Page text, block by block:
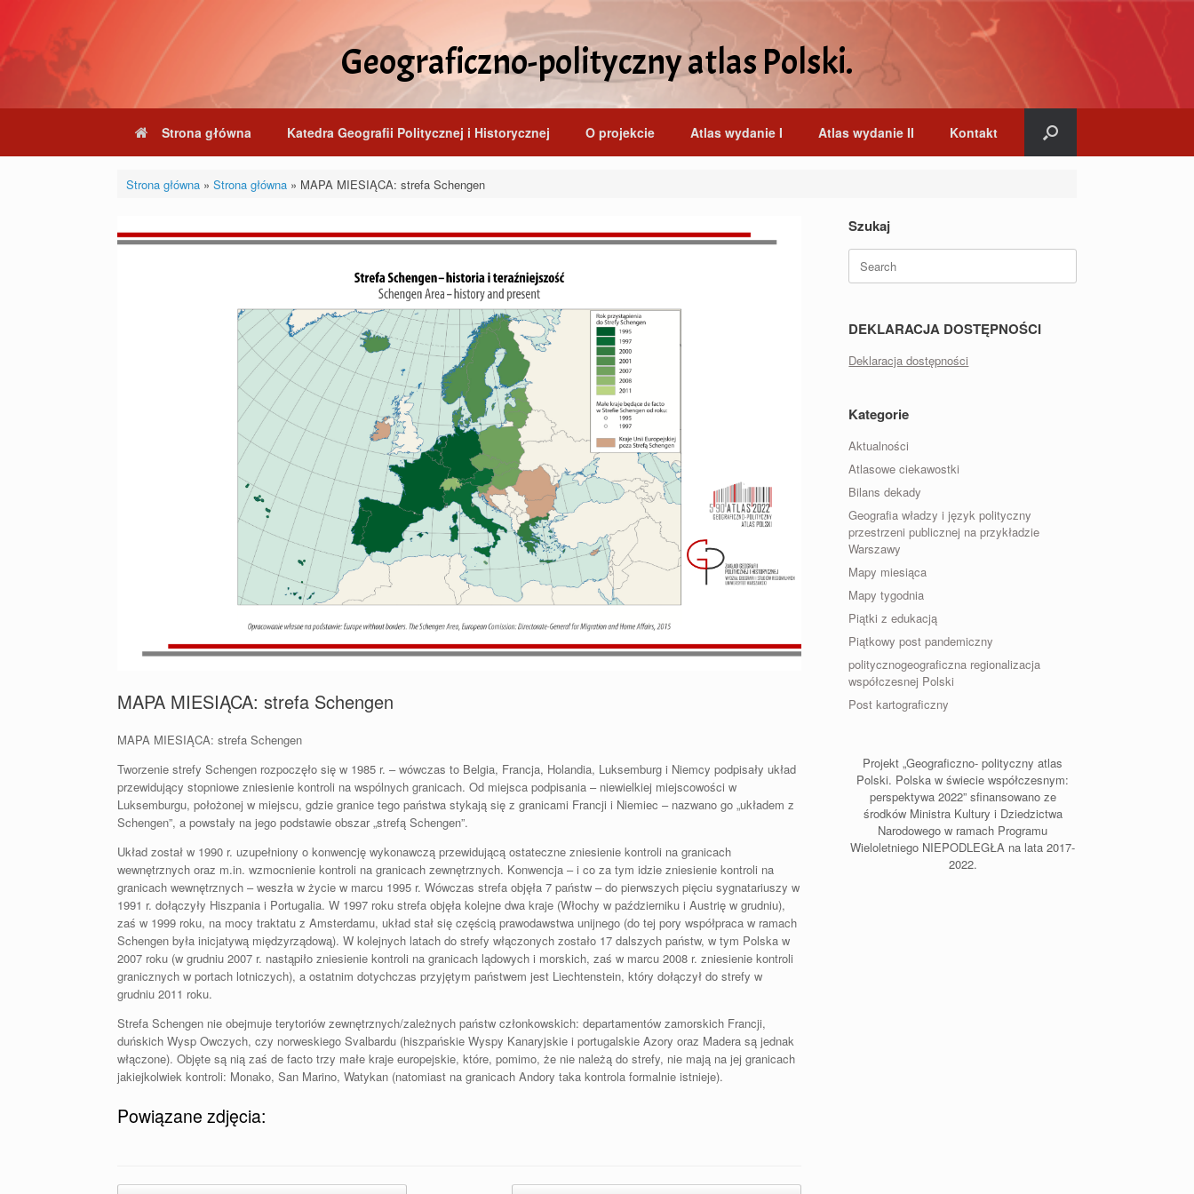
content
Geograficzno-polityczny atlas Polski.
Strona główna Katedra Geografii Politycznej i Historycznej O projekcie Atlas wydanie I Atlas wydanie II Kontakt
Strona główna» Strona główna» MAPA MIESIĄCA: strefa Schengen
MAPA MIESIĄCA: strefa Schengen
MAPA MIESIĄCA: strefa Schengen
Tworzenie strefy Schengen rozpoczęło się w 1985 r. – wówczas to Belgia, Francja, Holandia, Luksemburg i Niemcy podpisały układ
przewidujący stopniowe zniesienie kontroli na wspólnych granicach. Od miejsca podpisania – niewielkiej miejscowości w
Luksemburgu, położonej w miejscu, gdzie granice tego państwa stykają się z granicami Francji i Niemiec – nazwano go „układem z
Schengen”, a powstały na jego podstawie obszar „strefą Schengen”.
Układ został w 1990 r. uzupełniony o konwencję wykonawczą przewidującą ostateczne zniesienie kontroli na granicach
wewnętrznych oraz m.in. wzmocnienie kontroli na granicach zewnętrznych. Konwencja – i co za tym idzie zniesienie kontroli na
granicach wewnętrznych – weszła w życie w marcu 1995 r. Wówczas strefa objęła 7 państw – do pierwszych pięciu sygnatariuszy w
1991 r. dołączyły Hiszpania i Portugalia. W 1997 roku strefa objęła kolejne dwa kraje (Włochy w październiku i Austrię w grudniu),
zaś w 1999 roku, na mocy traktatu z Amsterdamu, układ stał się częścią prawodawstwa unijnego (do tej pory współpraca w ramach
Schengen była inicjatywą międzyrządową). W kolejnych latach do strefy włączonych zostało 17 dalszych państw, w tym Polska w
2007 roku (w grudniu 2007 r. nastąpiło zniesienie kontroli na granicach lądowych i morskich, zaś w marcu 2008 r. zniesienie kontroli
granicznych w portach lotniczych), a ostatnim dotychczas przyjętym państwem jest Liechtenstein, który dołączył do strefy w
grudniu 2011 roku.
Strefa Schengen nie obejmuje terytoriów zewnętrznych/zależnych państw członkowskich: departamentów zamorskich Francji,
duńskich Wysp Owczych, czy norweskiego Svalbardu (hiszpańskie Wyspy Kanaryjskie i portugalskie Azory oraz Madera są jednak
włączone). Objęte są nią zaś de facto trzy małe kraje europejskie, które, pomimo, że nie należą do strefy, nie mają na jej granicach
jakiejkolwiek kontroli: Monako, San Marino, Watykan (natomiast na granicach Andory taka kontrola formalnie istnieje).
Powiązane zdjęcia:
Szukaj
Search
for:
DEKLARACJA DOSTĘPNOŚCI
Deklaracja dostępności
Kategorie
Aktualności
Atlasowe ciekawostki
Bilans dekady
Geografia władzy i język polityczny
przestrzeni publicznej na przykładzie
Warszawy
Mapy miesiąca
Mapy tygodnia
Piątki z edukacją
Piątkowy post pandemiczny
politycznogeograficzna regionalizacja
współczesnej Polski
Post kartograficzny
Projekt „Geograficzno- polityczny atlas
Polski. Polska w świecie współczesnym:
perspektywa 2022” sfinansowano ze
środków Ministra Kultury i Dziedzictwa
Narodowego w ramach Programu
Wieloletniego NIEPODLEGŁA na lata 2017-
2022.